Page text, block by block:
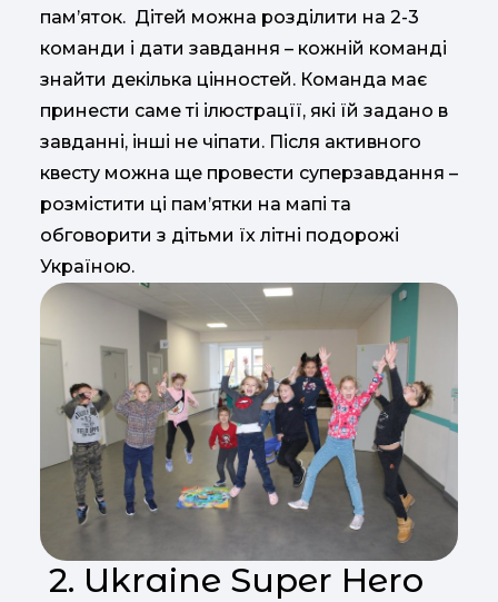
пам’яток. Дітей можна розділити на 2-3
команди і дати завдання – кожній команді
знайти декілька цінностей. Команда має
принести саме ті ілюстрацїї, які їй задано в
завданні, інші не чіпати. Після активного
квесту можна ще провести суперзавдання –
розмістити ці пам’ятки на мапі та
обговорити з дітьми їх літні подорожі
Україною.
2. Ukraine Super Hero